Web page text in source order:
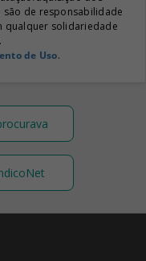
são de responsabilidade
qualquer solidariedade
de Uso.